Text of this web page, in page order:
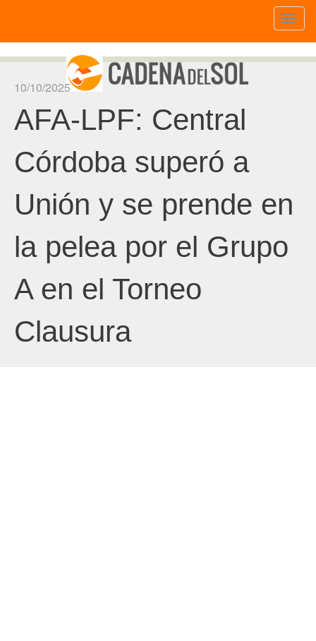
10/10/2025
AFA-LPF: Central
Córdoba superó a
Unión y se prende en
la pelea por el Grupo
A en el Torneo
Clausura